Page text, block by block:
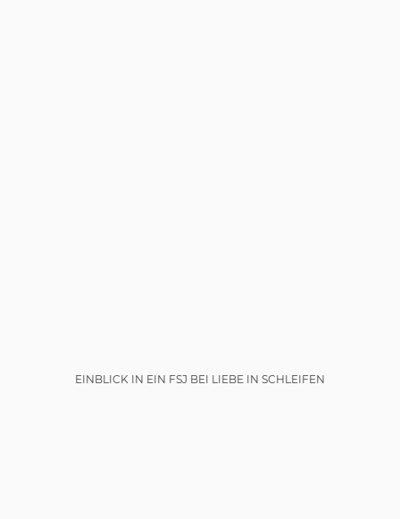
EINBLICK IN EIN FSJ BEI LIEBE IN SCHLEIFEN